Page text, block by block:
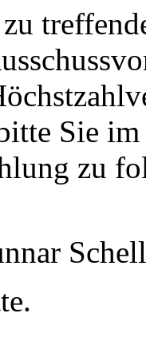
Sie im
zu